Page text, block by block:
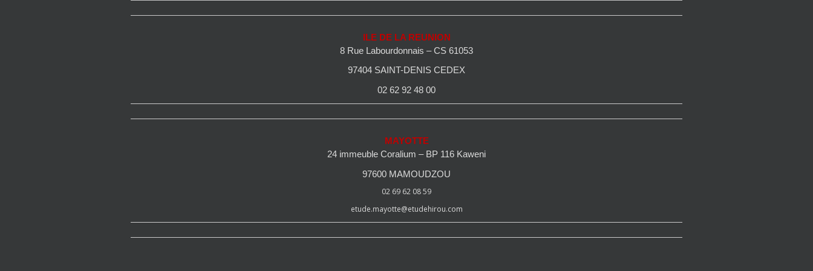
ILE DE LA REUNION
8 Rue Labourdonnais – CS 61053
97404 SAINT-DENIS CEDEX
02 62 92 48 00
MAYOTTE
24 immeuble Coralium – BP 116 Kaweni
97600 MAMOUDZOU
02 69 62 08 59
etude.mayotte@etudehirou.com